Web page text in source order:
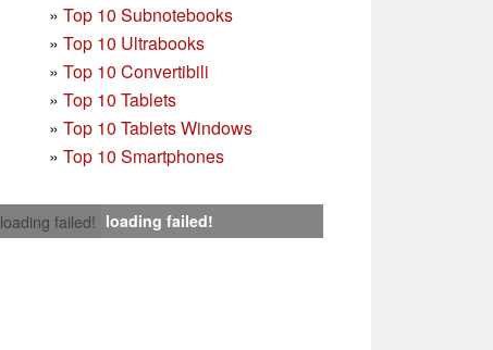
» Top 10 Subnotebooks
» Top 10 Ultrabooks
» Top 10 Convertibili
» Top 10 Tablets
» Top 10 Tablets Windows
» Top 10 Smartphones
loading failed! loading failed!